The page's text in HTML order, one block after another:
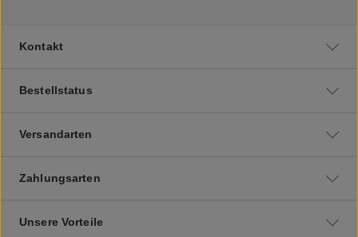
Kontakt
Bestellstatus
Versandarten
Zahlungsarten
Unsere Vorteile